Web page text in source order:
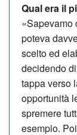
Qual era il
«Sapevamo
poteva
scelto ed
decidendo
tappa verso
opportunità
spremere
esempio.